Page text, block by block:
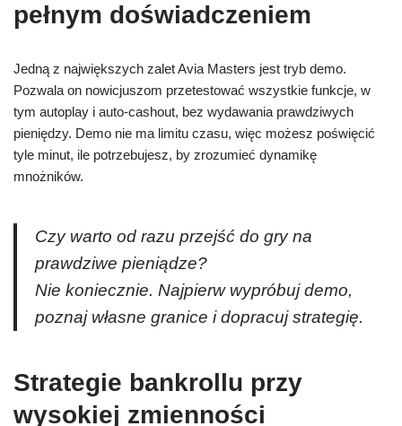
pełnym doświadczeniem
Jedną z największych zalet Avia Masters jest tryb demo.
Pozwala on nowicjuszom przetestować wszystkie funkcje, w
tym autoplay i auto‑cashout, bez wydawania prawdziwych
pieniędzy. Demo nie ma limitu czasu, więc możesz poświęcić
tyle minut, ile potrzebujesz, by zrozumieć dynamikę
mnożników.
Czy warto od razu przejść do gry na
prawdziwe pieniądze?
Nie koniecznie. Najpierw wypróbuj demo,
poznaj własne granice i dopracuj strategię.
Strategie bankrollu przy
wysokiej zmienności